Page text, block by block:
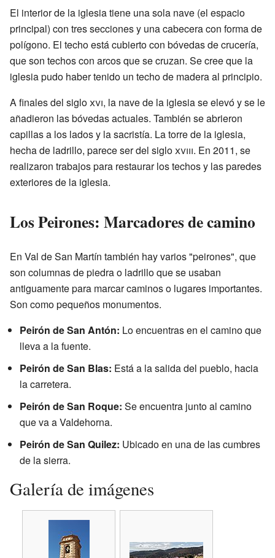
El interior de la iglesia tiene una sola nave (el espacio
principal) con tres secciones y una cabecera con forma de
polígono. El techo está cubierto con bóvedas de crucería,
que son techos con arcos que se cruzan. Se cree que la
iglesia pudo haber tenido un techo de madera al principio.
A finales del sigloxvi, la nave de la iglesia se elevó y se le
añadieron las bóvedas actuales. También se abrieron
capillas a los lados y la sacristía. La torre de la iglesia,
hecha de ladrillo, parece ser del sigloxviii. En 2011, se
realizaron trabajos para restaurar los techos y las paredes
exteriores de la iglesia.
Los Peirones: Marcadores de camino
En Val de San Martín también hay varios "peirones", que
son columnas de piedra o ladrillo que se usaban
antiguamente para marcar caminos o lugares importantes.
Son como pequeños monumentos.
Peirón de San Antón: Lo encuentras en el camino que
lleva a la fuente.
Peirón de San Blas: Está a la salida del pueblo, hacia
la carretera.
Peirón de San Roque: Se encuentra junto al camino
que va a Valdehorna.
Peirón de San Quilez: Ubicado en una de las cumbres
de la sierra.
Galería de imágenes